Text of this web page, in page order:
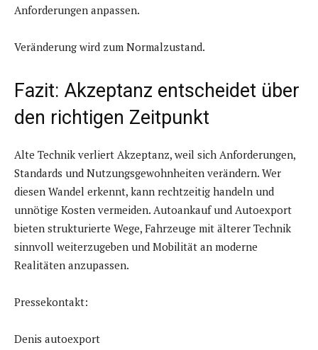
Anforderungen anpassen.
Veränderung wird zum Normalzustand.
Fazit: Akzeptanz entscheidet über
den richtigen Zeitpunkt
Alte Technik verliert Akzeptanz, weil sich Anforderungen,
Standards und Nutzungsgewohnheiten verändern. Wer
diesen Wandel erkennt, kann rechtzeitig handeln und
unnötige Kosten vermeiden. Autoankauf und Autoexport
bieten strukturierte Wege, Fahrzeuge mit älterer Technik
sinnvoll weiterzugeben und Mobilität an moderne
Realitäten anzupassen.
Pressekontakt:
Denis autoexport